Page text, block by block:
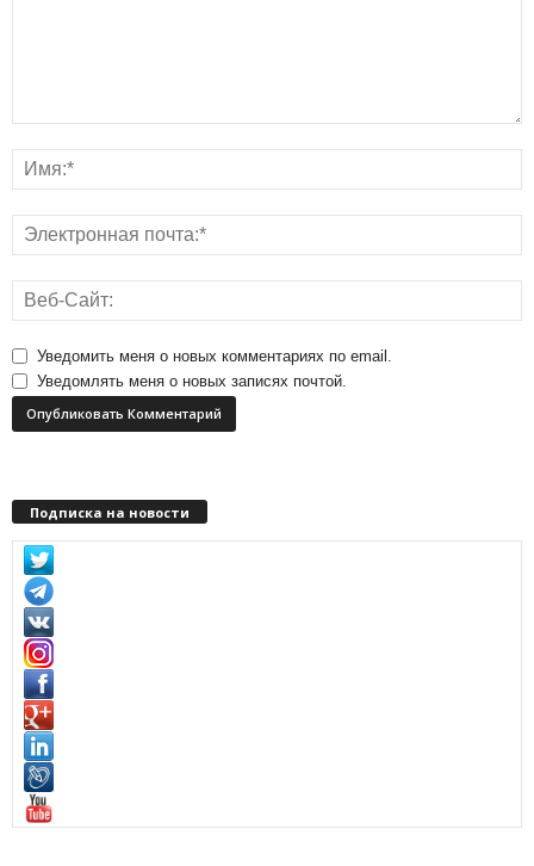
Уведомить меня о новых комментариях по email.
Уведомлять меня о новых записях почтой.
Подписка на новости